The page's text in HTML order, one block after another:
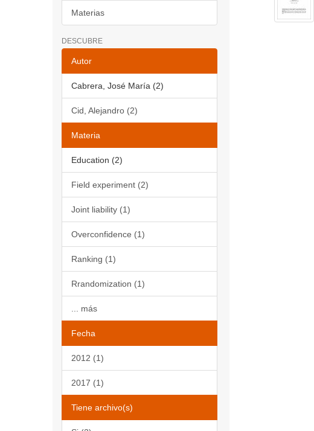
Materias
DESCUBRE
Autor
Cabrera, José María (2)
Cid, Alejandro (2)
Materia
Education (2)
Field experiment (2)
Joint liability (1)
Overconfidence (1)
Ranking (1)
Rrandomization (1)
... más
Fecha
2012 (1)
2017 (1)
Tiene archivo(s)